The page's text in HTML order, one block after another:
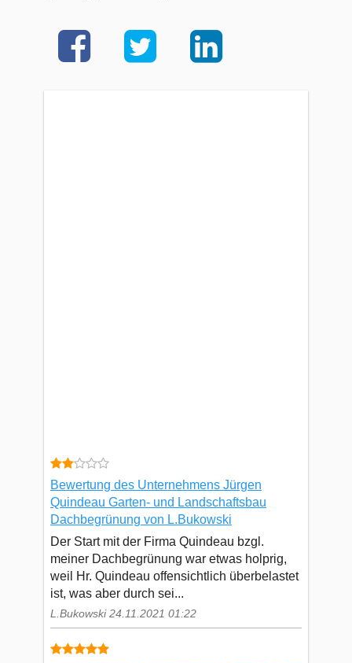
Bewertung des Unternehmens Jürgen
Quindeau Garten- und Landschaftsbau
Dachbegrünung von L.Bukowski
Der Start mit der Firma Quindeau bzgl.
meiner Dachbegrünung war etwas holprig,
weil Hr. Quindeau offensichtlich überbelastet
ist, was aber durch sei...
L.Bukowski 24.11.2021 01:22